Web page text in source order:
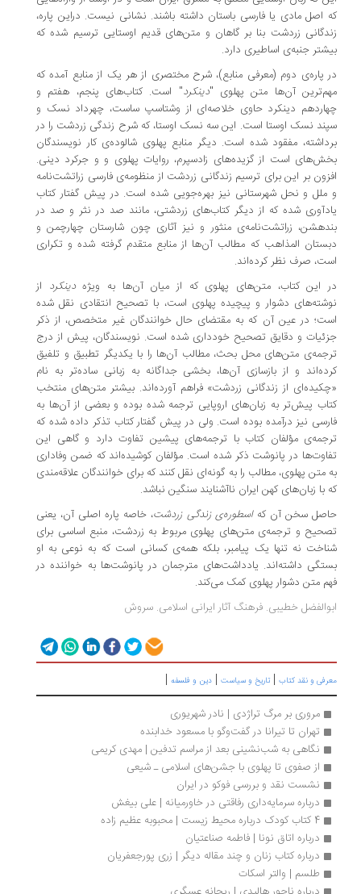
اصل مادی یا فارسی باستان داشته باشند. نشانی نیست. دراین پاره،
زردشت بنا بر گاهان و متن‌های قدیم اوستایی ترسیم شده که
جنبه‌ی اساطیری دارد.
پاره‌ی دوم (معرفی منابع)، شرح مختصری از هر یک از منابع آمده که
آن‌ها متن پهلوی "دینکرد" است. کتاب‌های پنجم، هفتم و
دینکرد حاوی خلاصه‌ای از وشتاسپ ساست، چهرداد نسک و
نسک اوستا است. این سه نسک اوستا، که شرح زندگی زردشت را در
مفقود شده است. دیگر منابع پهلوی شالوده‌ی کار نویسندگان
است از گزیده‌های زادسپرم، روایات پهلوی و و جرکرد دینی.
بر این برای ترسیم زندگانی زردشت از منظومه‌ی فارسی زراتشت‌نامه
و نحل شهرستانی نیز بهره‌جویی شده است. در پیش گفتار کتاب
شده که از دیگر کتاب‌های زردشتی، مانند صد در نثر و صد در
زراتشت‌نامه‌ی منثور و نیز آثاری چون شارستان چهارچمن و
المذاهب که مطالب آن‌ها از منابع متقدم گرفته شده و تکراری
صرف نظر کرده‌اند.
این کتاب، متن‌های پهلوی که از میان آن‌ها به ویژه دینکرد از
دشوار و پیچیده پهلوی است، با تصحیح انتقادی نقل شده
در عین آن که به مقتضای حال خوانندگان غیر متخصص، از ذکر
و دقایق تصحیح خودداری شده است. نویسندگان، پیش از درج
متن‌های محل بحث، مطالب آن‌ها را با یکدیگر تطبیق و تلفیق
و از بازسازی آن‌ها، بخشی جداگانه به زبانی ساده‌تر به نام
از زندگانی زردشت» فراهم آورده‌اند. بیشتر متن‌های منتخب
پیش‌تر به زبان‌های اروپایی ترجمه شده بوده و بعضی از آن‌ها به
نیز درآمده بوده است. ولی در پیش گفتار کتاب تذکر داده شده که
مؤلفان کتاب با ترجمه‌های پیشین تفاوت دارد و گاهی این
در پانوشت ذکر شده است. مؤلفان کوشیده‌اند که ضمن وفاداری
متن پهلوی، مطالب را به گونه‌ای نقل کنند که برای خوانندگان علاقه‌مندی
با زبان‌های کهن ایران ناآشنایند سنگین نباشد.
سخن آن که اسطوره‌ی زندگی زردشت ، خاصه پاره اصلی آن، یعنی
و ترجمه‌ی متن‌های پهلوی مربوط به زردشت، منبع اساسی برای
نه تنها یک پیامبر، بلکه همه‌ی کسانی است که به نوعی به او
داشته‌اند. یادداشت‌های مترجمان در پانوشت‌ها به خواننده در
متن دشوار پهلوی کمک می‌کند.
خطیبی. فرهنگ آثار ایرانی اسلامی. سروش
و نقد کتاب|تاریخ و سیاست|دین و فلسفه|
مروری بر مرگ تراژدی | نادر شهریوری
تهران تا تیرانا در گفت‌وگو با مسعود خدابنده
نگاهی به شب‌نشینی بعد از مراسم تدفین | مهدی کریمی
از صفوی تا پهلوی با جشن‌های اسلامی ـ شیعی
نشست نقد و بررسی فوکو در ایران
درباره سرمایه‌داری رفاقتی در خاورمیانه | علی بیغش
درباره اتاق نونا | فاطمه صناعتیان
درباره کتاب زنان و چند مقاله دیگر | زری پورجعفریان
طلسم | والتر اسکات